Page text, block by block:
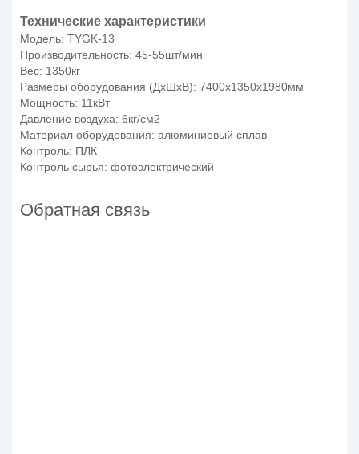
Технические характеристики
Модель: TYGK-13
Производительность: 45-55шт/мин
Вес: 1350кг
Размеры оборудования (ДхШхВ): 7400х1350х1980мм
Мощность: 11кВт
Давление воздуха: 6кг/см2
Материал оборудования: алюминиевый сплав
Контроль: ПЛК
Контроль сырья: фотоэлектрический
Обратная связь